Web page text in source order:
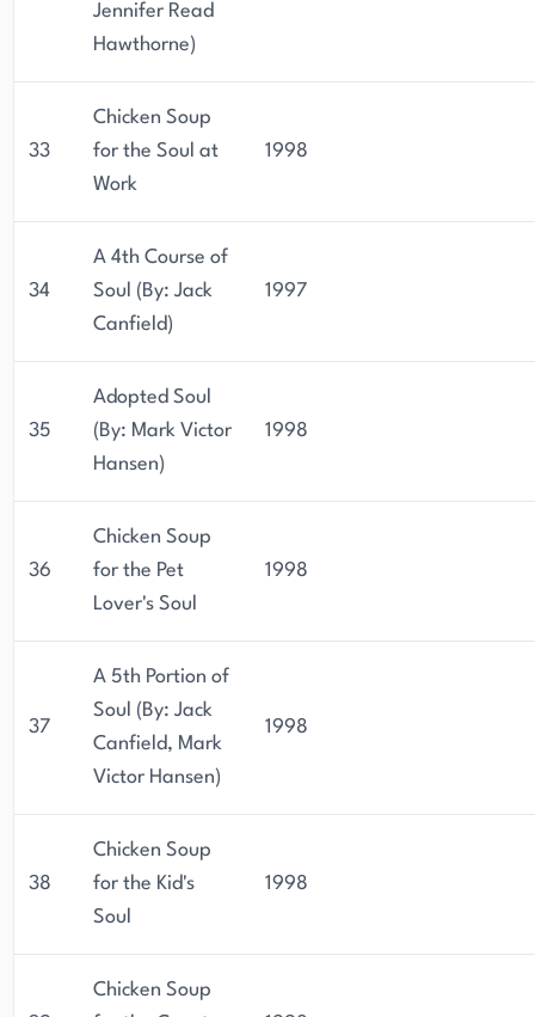
Jennifer Read
Hawthorne)
33
Chicken Soup
for the Soul at
Work
1998
34
A 4th Course of
Soul (By: Jack
Canfield)
1997
35
Adopted Soul
(By: Mark Victor
Hansen)
1998
36
Chicken Soup
for the Pet
Lover's Soul
1998
37
A 5th Portion of
Soul (By: Jack
Canfield, Mark
Victor Hansen)
1998
38
Chicken Soup
for the Kid's
Soul
1998
Chicken Soup